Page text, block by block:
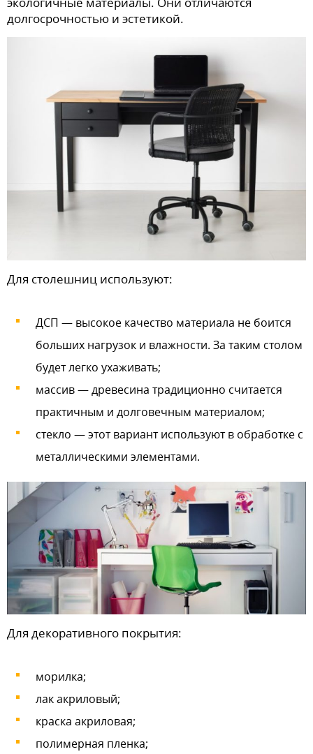
долгосрочностью и эстетикой.
Для столешниц используют:
ДСП — высокое качество материала не боится
больших нагрузок и влажности. За таким столом
будет легко ухаживать;
массив — древесина традиционно считается
практичным и долговечным материалом;
стекло — этот вариант используют в обработке с
металлическими элементами.
Для декоративного покрытия:
морилка;
лак акриловый;
краска акриловая;
полимерная пленка;